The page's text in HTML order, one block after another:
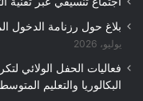
بلاغ حول رزنامة الدخول
يوليو، 2026
فعاليات الحفل الولائي
البكالوريا والتعليم المتوسط